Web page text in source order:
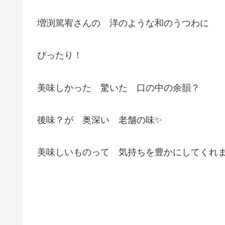
増渕篤宥さんの 洋のような和のうつわに
ぴったり！
美味しかった 驚いた 口の中の余韻？
後味？が 奥深い 老舗の味✨
美味しいものって 気持ちを豊かにしてくれ